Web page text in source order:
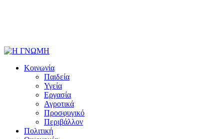
Κοινωνία
Παιδεία
Υγεία
Εργασία
Αγροτικά
Προσφυγικό
Περιβάλλον
Πολιτική